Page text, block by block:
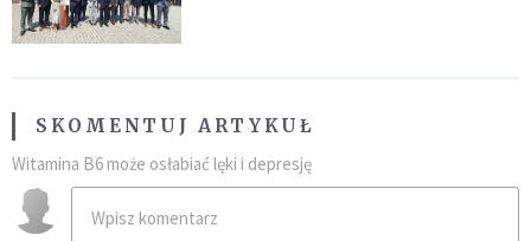
SKOMENTUJ ARTYKUŁ
Witamina B6 może osłabiać lęki i depresję